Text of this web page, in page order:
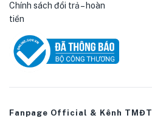
Chính sách đổi trả – hoàn
tiền
Fanpage Official & Kênh TMĐT